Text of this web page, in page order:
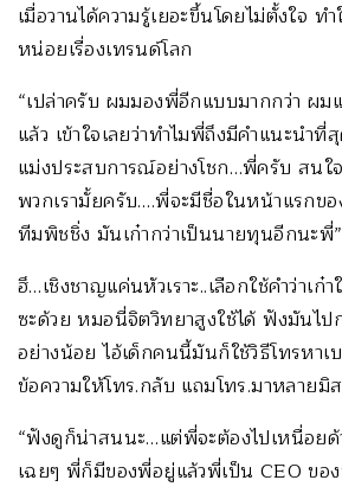
เมื่อวานได้ความรู้เยอะขึ้นโดยไม่ตั้งใจ
หน่อยเรื่องเทรนด์โลก
“เปล่าครับ ผมมองพี่อีกแบบมากกว่า ผม
แล้ว เข้าใจเลยว่าทำไมพี่ถึงมีคำแนะนำ
แม่งประสบการณ์อย่างโชก…พี่ครับ สนใ
พวกเรามั้ยครับ….พี่จะมีชื่อในหน้าแรกข
ทีมพิชชิ่ง มันเก๋ากว่าเป็นนายทุนอีกนะพี่”
ฮึ…เชิงชาญแค่นหัวเราะ..เลือกใช้คำว่าเ
ซะด้วย หมอนี่จิตวิทยาสูงใช้ได้ ฟังมันไป
อย่างน้อย ไอ้เด็กคนนี้มันก็ใช้วิธีโทรหาเ
ข้อความให้โทร.กลับ แถมโทร.มาหลายมิ
“ฟังดูก็น่าสนนะ…แต่พี่จะต้องไปเหนื่อย
เฉยๆ พี่ก็มีของพี่อยู่แล้วพี่เป็น CEO ของ